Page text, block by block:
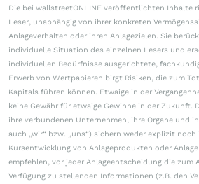
Die bei wallstreetONLINE veröffentlichten Inhalte
Leser, unabhängig von ihrer konkreten
Anlageverhalten oder ihren Anlagezielen. Sie
individuelle Situation des einzelnen Lesers und
individuellen Bedürfnisse ausgerichtete,
Erwerb von Wertpapieren birgt Risiken, die zum
Kapitals führen können. Etwaige in der
keine Gewähr für etwaige Gewinne in der Zukunft.
ihre verbundenen Unternehmen, ihre Organe und
auch „wir“ bzw. „uns“) sichern weder explizit
Kursentwicklung von Anlageprodukten oder
empfehlen, vor jeder Anlageentscheidung die zum
Verfügung zu stellenden Informationen (z.B. den